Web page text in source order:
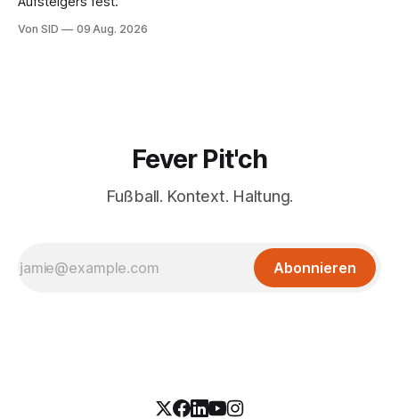
Von SID 09 Aug. 2026
Fever Pit'ch
Fußball. Kontext. Haltung.
Abonnieren